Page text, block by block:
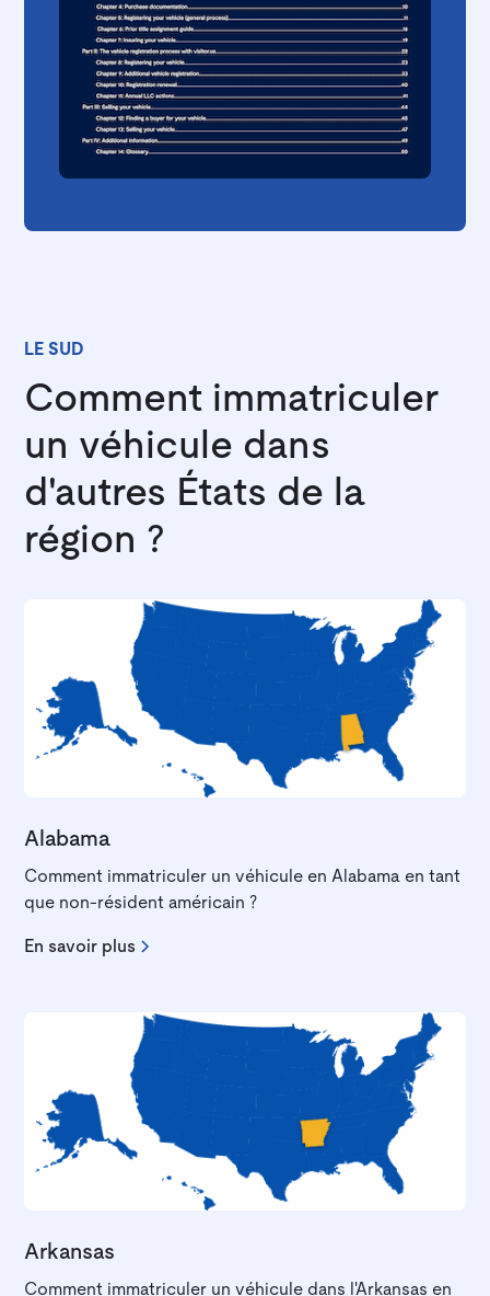
LE SUD
Comment immatriculer
un véhicule dans
d'autres États de la
région ?
Alabama
Comment immatriculer un véhicule en Alabama en tant
que non-résident américain ?
En savoir plus
Arkansas
Comment immatriculer un véhicule dans l'Arkansas en